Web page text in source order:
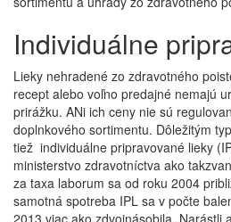
Individuálne
Lieky nehradené zo zdravotného
recept alebo voľno predajné nemajú
prirážku. ANi ich ceny nie sú
doplnkového sortimentu. Dôležitým
tiež individuálne pripravované lieky
ministerstvo zdravotníctva ako
za taxa laborum sa od roku 2004
samotná spotreba IPL sa v počte
2013 viac ako zdvojnásobila. Narástli